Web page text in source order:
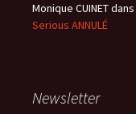
Monique CUINETdans
Serious ANNULÉ
Newsletter